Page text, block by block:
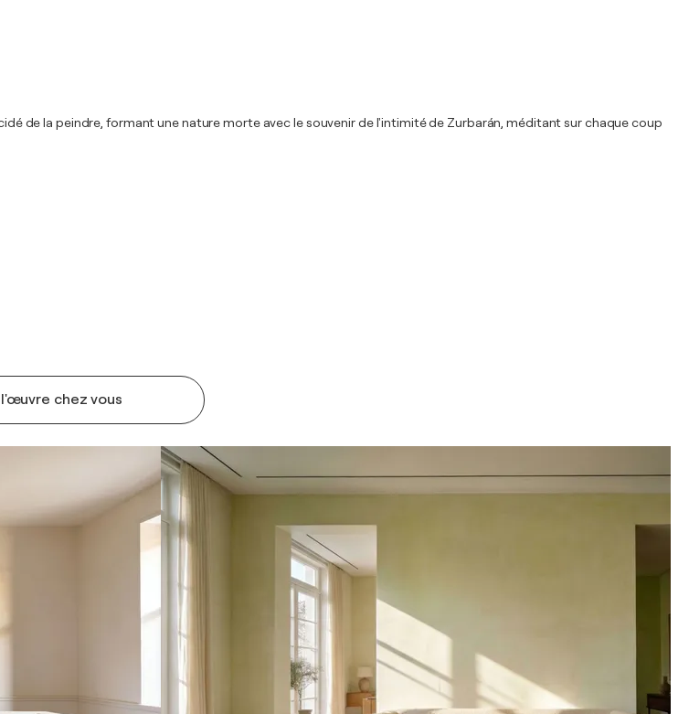
chez vous
de la peindre, formant une nature morte avec le souvenir de l'intimité de Zurbarán, méditant sur chaque coup